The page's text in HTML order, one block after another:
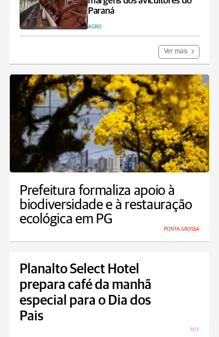
Paraná
AGRO
Ver mais
Prefeitura formaliza apoio à
biodiversidade e à restauração
ecológica em PG
PONTA GROSSA
Planalto Select Hotel
prepara café da manhã
especial para o Dia dos
Pais
MIX